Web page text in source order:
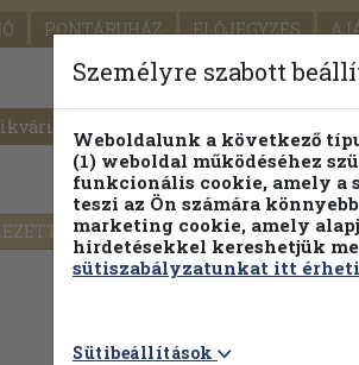
PONTÁRUHÁZ ELŐJEGYZÉS
PILLANATNYI ÁRAINK
Részletes
Személyre szabott
Weboldalunk a következő
(1) weboldal működéséhez
funkcionális cookie, amely a
teszi az Ön számára
marketing cookie, amely
hirdetésekkel kereshetjük
sütiszabályzatunkat itt
Sütibeállítások